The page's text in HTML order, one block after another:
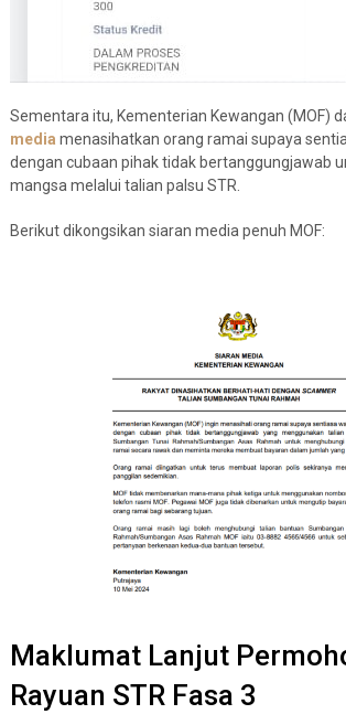
Sementara itu, Kementerian Kewangan (MOF)
media menasihatkan orang ramai supaya
dengan cubaan pihak tidak bertanggungjawab
mangsa melalui talian palsu STR.
Berikut dikongsikan siaran media penuh MOF:
Maklumat Lanjut
Rayuan STR Fasa 3